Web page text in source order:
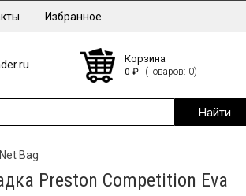
Избранное
Корзина
0 ₽ (Товаров: 0)
Bag
Preston Competition Eva